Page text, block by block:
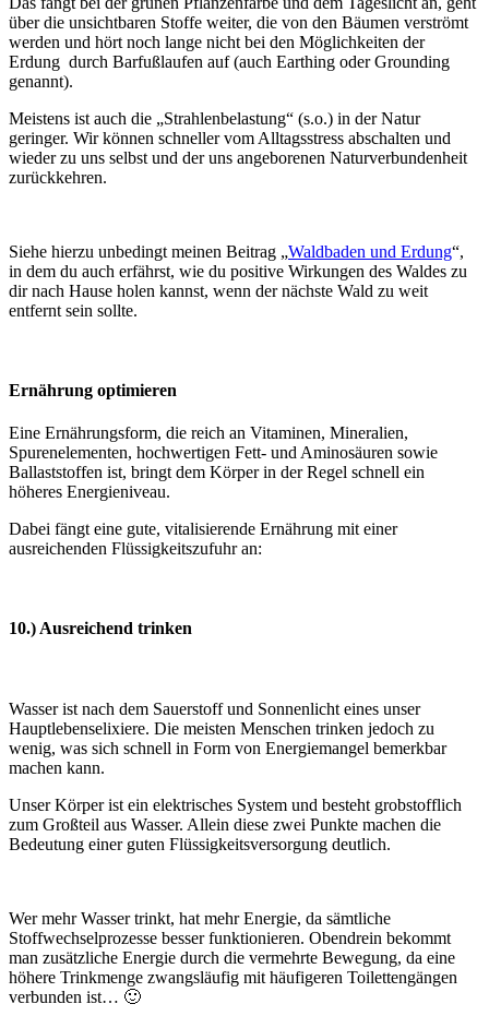
über die unsichtbaren Stoffe weiter, die von den Bäumen verströmt
werden und hört noch lange nicht bei den Möglichkeiten der
Erdung durch Barfußlaufen auf (auch Earthing oder Grounding
genannt).
Meistens ist auch die „Strahlenbelastung“ (s.o.) in der Natur
geringer. Wir können schneller vom Alltagsstress abschalten und
wieder zu uns selbst und der uns angeborenen Naturverbundenheit
zurückkehren.
Siehe hierzu unbedingt meinen Beitrag „Waldbaden und Erdung“,
in dem du auch erfährst, wie du positive Wirkungen des Waldes zu
dir nach Hause holen kannst, wenn der nächste Wald zu weit
entfernt sein sollte.
Ernährung optimieren
Eine Ernährungsform, die reich an Vitaminen, Mineralien,
Spurenelementen, hochwertigen Fett- und Aminosäuren sowie
Ballaststoffen ist, bringt dem Körper in der Regel schnell ein
höheres Energieniveau.
Dabei fängt eine gute, vitalisierende Ernährung mit einer
ausreichenden Flüssigkeitszufuhr an:
10.) Ausreichend trinken
Wasser ist nach dem Sauerstoff und Sonnenlicht eines unser
Hauptlebenselixiere. Die meisten Menschen trinken jedoch zu
wenig, was sich schnell in Form von Energiemangel bemerkbar
machen kann.
Unser Körper ist ein elektrisches System und besteht grobstofflich
zum Großteil aus Wasser. Allein diese zwei Punkte machen die
Bedeutung einer guten Flüssigkeitsversorgung deutlich.
Wer mehr Wasser trinkt, hat mehr Energie, da sämtliche
Stoffwechselprozesse besser funktionieren. Obendrein bekommt
man zusätzliche Energie durch die vermehrte Bewegung, da eine
höhere Trinkmenge zwangsläufig mit häufigeren Toilettengängen
verbunden ist… 🙂